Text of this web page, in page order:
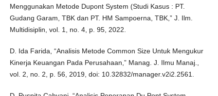
Menggunakan Metode Dupont System (Studi Kasus : PT.
Gudang Garam, TBK dan PT. HM Sampoerna, TBK,” J. Ilm.
Multidisiplin, vol. 1, no. 4, p. 95, 2022.
D. Ida Farida, “Analisis Metode Common Size Untuk Mengukur
Kinerja Keuangan Pada Perusahaan,” Manag. J. Ilmu Manaj.,
vol. 2, no. 2, p. 56, 2019, doi: 10.32832/manager.v2i2.2561.